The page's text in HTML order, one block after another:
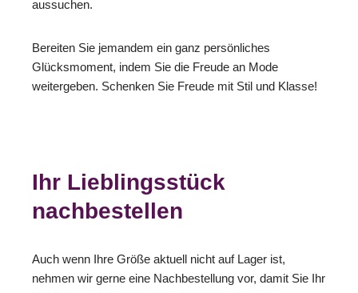
aussuchen.
Bereiten Sie jemandem ein ganz persönliches
Glücksmoment, indem Sie die Freude an Mode
weitergeben. Schenken Sie Freude mit Stil und Klasse!
Ihr Lieblingsstück
nachbestellen
Auch wenn Ihre Größe aktuell nicht auf Lager ist,
nehmen wir gerne eine Nachbestellung vor, damit Sie Ihr